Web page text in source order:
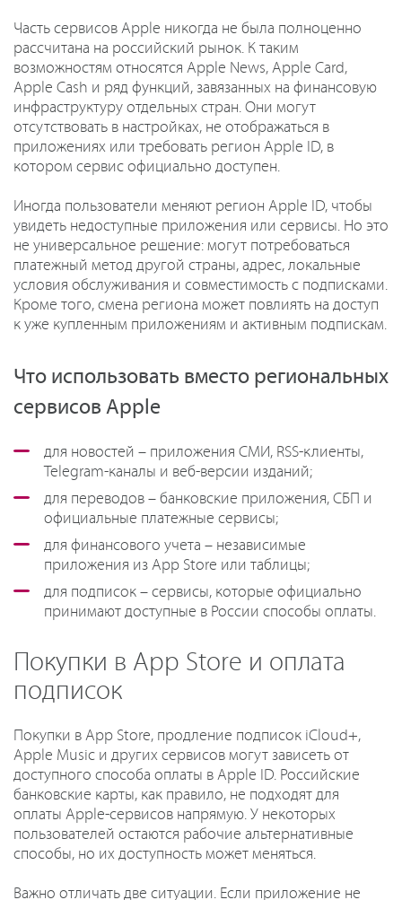
Часть сервисов Apple никогда не была полноценно
рассчитана на российский рынок. К таким
возможностям относятся Apple News, Apple Card,
Apple Cash и ряд функций, завязанных на финансовую
инфраструктуру отдельных стран. Они могут
отсутствовать в настройках, не отображаться в
приложениях или требовать регион Apple ID, в
котором сервис официально доступен.
Иногда пользователи меняют регион Apple ID, чтобы
увидеть недоступные приложения или сервисы. Но это
не универсальное решение: могут потребоваться
платежный метод другой страны, адрес, локальные
условия обслуживания и совместимость с подписками.
Кроме того, смена региона может повлиять на доступ
к уже купленным приложениям и активным подпискам.
Что использовать вместо региональных
сервисов Apple
для новостей – приложения СМИ, RSS-клиенты,
Telegram-каналы и веб-версии изданий;
для переводов – банковские приложения, СБП и
официальные платежные сервисы;
для финансового учета – независимые
приложения из App Store или таблицы;
для подписок – сервисы, которые официально
принимают доступные в России способы оплаты.
Покупки в App Store и оплата
подписок
Покупки в App Store, продление подписок iCloud+,
Apple Music и других сервисов могут зависеть от
доступного способа оплаты в Apple ID. Российские
банковские карты, как правило, не подходят для
оплаты Apple-сервисов напрямую. У некоторых
пользователей остаются рабочие альтернативные
способы, но их доступность может меняться.
Важно отличать две ситуации. Если приложение не